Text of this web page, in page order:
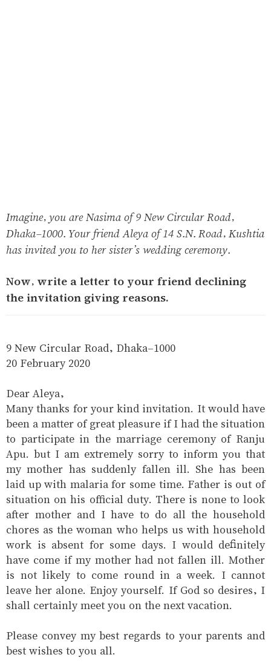
Imagine, you are Nasima of 9 New Circular Road,
Dhaka-1000. Your friend Aleya of 14 S.N. Road, Kushtia
has invited you to her sister’s wedding ceremony.
Now, write a letter to your friend declining
the invitation giving reasons.
9 New Circular Road, Dhaka-1000
20 February 2020
Dear Aleya,
Many thanks for your kind invitation. It would have
been a matter of great pleasure if I had the situation
to participate in the marriage ceremony of Ranju
Apu. but I am extremely sorry to inform you that
my mother has suddenly fallen ill. She has been
laid up with malaria for some time. Father is out of
situation on his official duty. There is none to look
after mother and I have to do all the household
chores as the woman who helps us with household
work is absent for some days. I would definitely
have come if my mother had not fallen ill. Mother
is not likely to come round in a week. I cannot
leave her alone. Enjoy yourself. If God so desires, I
shall certainly meet you on the next vacation.
Please convey my best regards to your parents and
best wishes to you all.